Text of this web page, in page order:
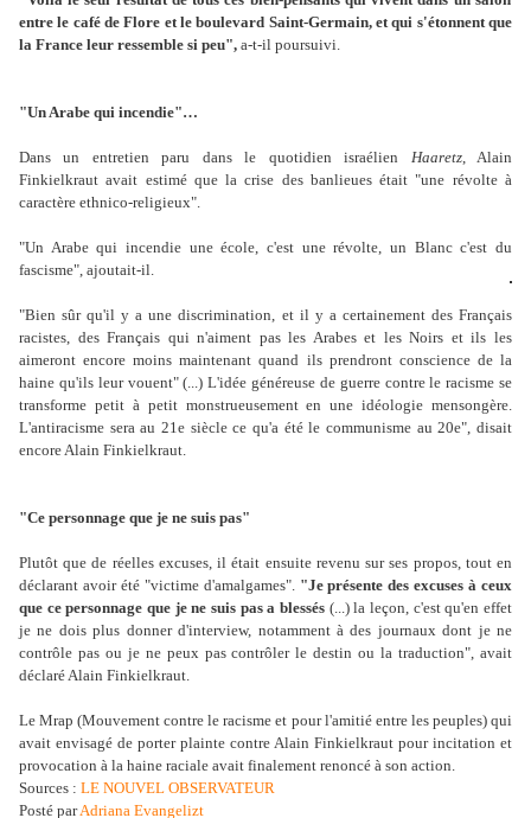
entre le café de Flore et le boulevard Saint-Germain, et qui s'étonnent que
la France leur ressemble si peu", a-t-il poursuivi.
"Un Arabe qui incendie"…
Dans un entretien paru dans le quotidien israélien Haaretz, Alain
Finkielkraut avait estimé que la crise des banlieues était "une révolte à
caractère ethnico-religieux".
"Un Arabe qui incendie une école, c'est une révolte, un Blanc c'est du
fascisme", ajoutait-il.
"Bien sûr qu'il y a une discrimination, et il y a certainement des Français
racistes, des Français qui n'aiment pas les Arabes et les Noirs et ils les
aimeront encore moins maintenant quand ils prendront conscience de la
haine qu'ils leur vouent" (...) L'idée généreuse de guerre contre le racisme se
transforme petit à petit monstrueusement en une idéologie mensongère.
L'antiracisme sera au 21e siècle ce qu'a été le communisme au 20e", disait
encore Alain Finkielkraut.
"Ce personnage que je ne suis pas"
Plutôt que de réelles excuses, il était ensuite revenu sur ses propos, tout en
déclarant avoir été "victime d'amalgames". "Je présente des excuses à ceux
que ce personnage que je ne suis pas a blessés (...) la leçon, c'est qu'en effet
je ne dois plus donner d'interview, notamment à des journaux dont je ne
contrôle pas ou je ne peux pas contrôler le destin ou la traduction", avait
déclaré Alain Finkielkraut.
Le Mrap (Mouvement contre le racisme et pour l'amitié entre les peuples) qui
avait envisagé de porter plainte contre Alain Finkielkraut pour incitation et
provocation à la haine raciale avait finalement renoncé à son action.
Sources : LE NOUVEL OBSERVATEUR
Posté parAdriana Evangelizt